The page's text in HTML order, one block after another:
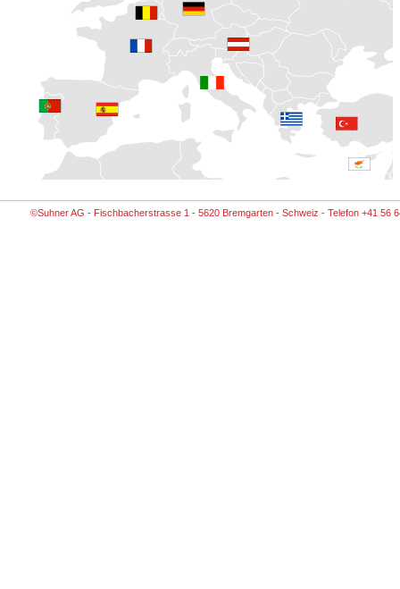
©Suhner AG - Fischbacherstrasse 1 - 5620 Bremgarten - Schweiz - Telefon +41 56